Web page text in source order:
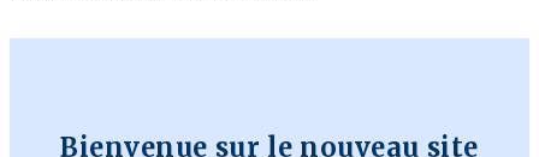
Bienvenue sur le nouveau site